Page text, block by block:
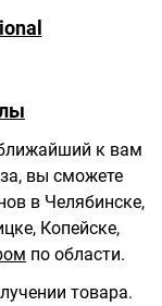
к вам
вы сможете
в Челябинске,
Копейске,
по области.
товара.